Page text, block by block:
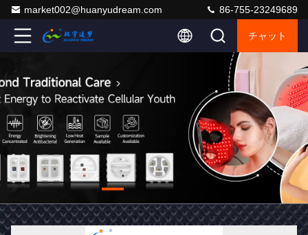
market002@huanyudream.com 86-755-23249689
チャット